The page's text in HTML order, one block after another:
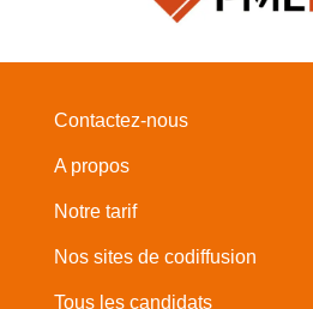
Contactez-nous
A propos
Notre tarif
Nos sites de codiffusion
Tous les candidats